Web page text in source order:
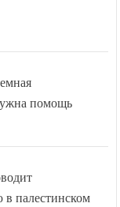
помощь
палестинском